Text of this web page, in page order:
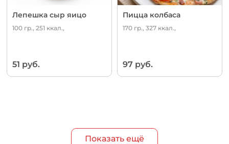
Лепешка сыр яицо
100 гр., 251 ккал.,
51 руб.
Пицца колбаса
170 гр., 327 ккал.,
97 руб.
Показать ещё